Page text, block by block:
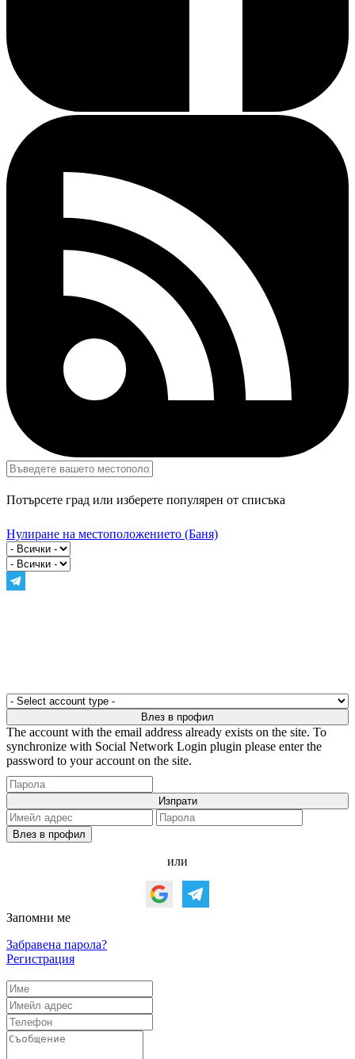
Потърсете град или изберете популярен от списъка
Нулиране на местоположението (Баня)
The account with the email address already exists on the site. To
synchronize with Social Network Login plugin please enter the
password to your account on the site.
или
Запомни ме
Забравена парола?
Регистрация